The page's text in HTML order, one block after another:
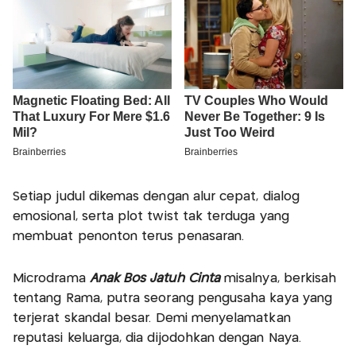
Setiap judul dikemas dengan alur cepat, dialog
emosional, serta plot twist tak terduga yang
membuat penonton terus penasaran.
Microdrama Anak Bos Jatuh Cintamisalnya, berkisah
tentang Rama, putra seorang pengusaha kaya yang
terjerat skandal besar. Demi menyelamatkan
reputasi keluarga, dia dijodohkan dengan Naya.